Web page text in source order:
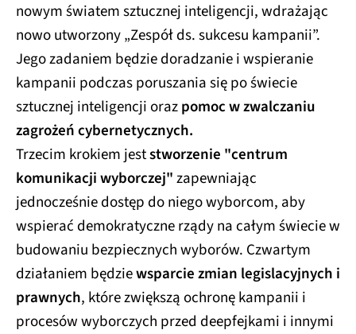
nowym światem sztucznej inteligencji, wdrażając
nowo utworzony „Zespół ds. sukcesu kampanii”.
Jego zadaniem będzie doradzanie i wspieranie
kampanii podczas poruszania się po świecie
sztucznej inteligencji orazpomoc w zwalczaniu
zagrożeń cybernetycznych.
Trzecim krokiem jeststworzenie "centrum
komunikacji wyborczej"zapewniając
jednocześnie dostęp do niego wyborcom, aby
wspierać demokratyczne rządy na całym świecie w
budowaniu bezpiecznych wyborów. Czwartym
działaniem będziewsparcie zmian legislacyjnych i
prawnych, które zwiększą ochronę kampanii i
procesów wyborczych przed deepfejkami i innymi